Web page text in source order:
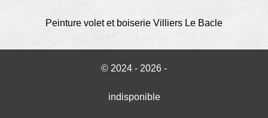
Peinture volet et boiserie Villiers Le Bacle
© 2024 - 2026 -
indisponible